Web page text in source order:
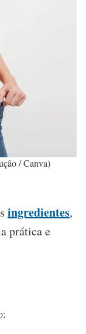
/ Canva)
ingredientes,
prática e